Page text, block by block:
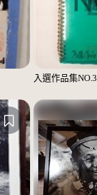
入選作品集NO.3